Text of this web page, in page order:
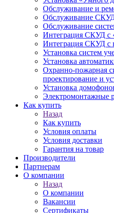
Обслуживание и
Обслуживание
Обслуживание
Интеграция СКУД с
Интеграция СКУД с
Установка систем
Установка
Охранно-пожарная
проектирование и
Установка
Электромонтажные
Как купить
Назад
Как купить
Условия оплаты
Условия доставки
Гарантия на товар
Производители
Партнерам
О компании
Назад
О компании
Вакансии
Сертификаты